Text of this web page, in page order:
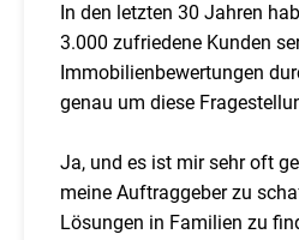
In den letzten 30 Jahren
3.000 zufriedene Kunden
Immobilienbewertungen
genau um diese
Ja, und es ist mir sehr oft
meine Auftraggeber zu
Lösungen in Familien zu